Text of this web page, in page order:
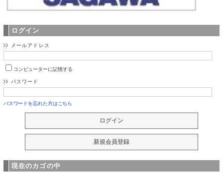
ログイン
メールアドレス
コンピューターに記憶する
パスワード
パスワードを忘れた方はこちら
現在のカゴの中